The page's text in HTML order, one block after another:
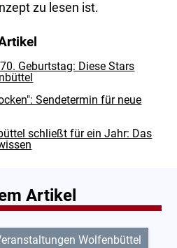
zu lesen ist.
Geburtstag: Diese Stars
Sendetermin für neue
schließt für ein Jahr: Das
Artikel
Wolfenbüttel